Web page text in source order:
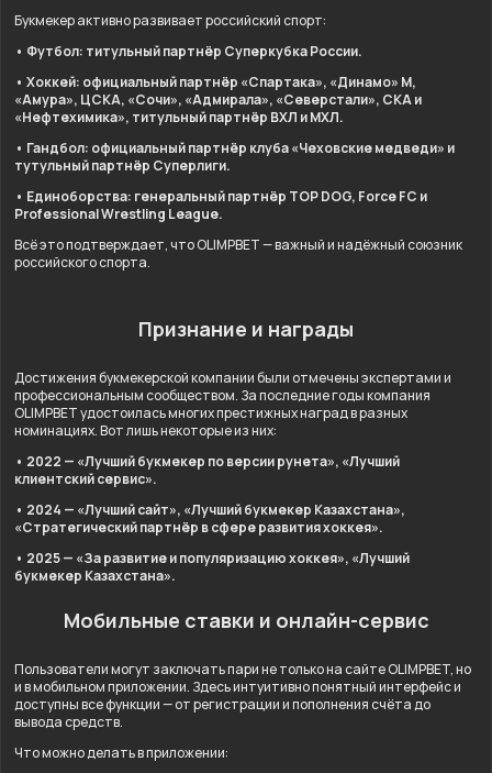
Букмекер активно развивает российский спорт:
• Футбол: титульный партнёр Суперкубка России.
• Хоккей: официальный партнёр «Спартака», «Динамо» М,
«Амура», ЦСКА, «Сочи», «Адмирала», «Северстали», СКА и
«Нефтехимика», титульный партнёр ВХЛ и МХЛ.
• Гандбол: официальный партнёр клуба «Чеховские медведи» и
тутульный партнёр Суперлиги.
• Единоборства: генеральный партнёр TOP DOG, Force FC и
Professional Wrestling League.
Всё это подтверждает, что OLIMPBET — важный и надёжный союзник
российского спорта.
Признание и награды
Достижения букмекерской компании были отмечены экспертами и
профессиональным сообществом. За последние годы компания
OLIMPBET удостоилась многих престижных наград в разных
номинациях. Вот лишь некоторые из них:
• 2022 — «Лучший букмекер по версии рунета», «Лучший
клиентский сервис».
• 2024 — «Лучший сайт», «Лучший букмекер Казахстана»,
«Стратегический партнёр в сфере развития хоккея».
• 2025 — «За развитие и популяризацию хоккея», «Лучший
букмекер Казахстана».
Мобильные ставки и онлайн-сервис
Пользователи могут заключать пари не только на сайте OLIMPBET, но
и в мобильном приложении. Здесь интуитивно понятный интерфейс и
доступны все функции — от регистрации и пополнения счёта до
вывода средств.
Что можно делать в приложении: